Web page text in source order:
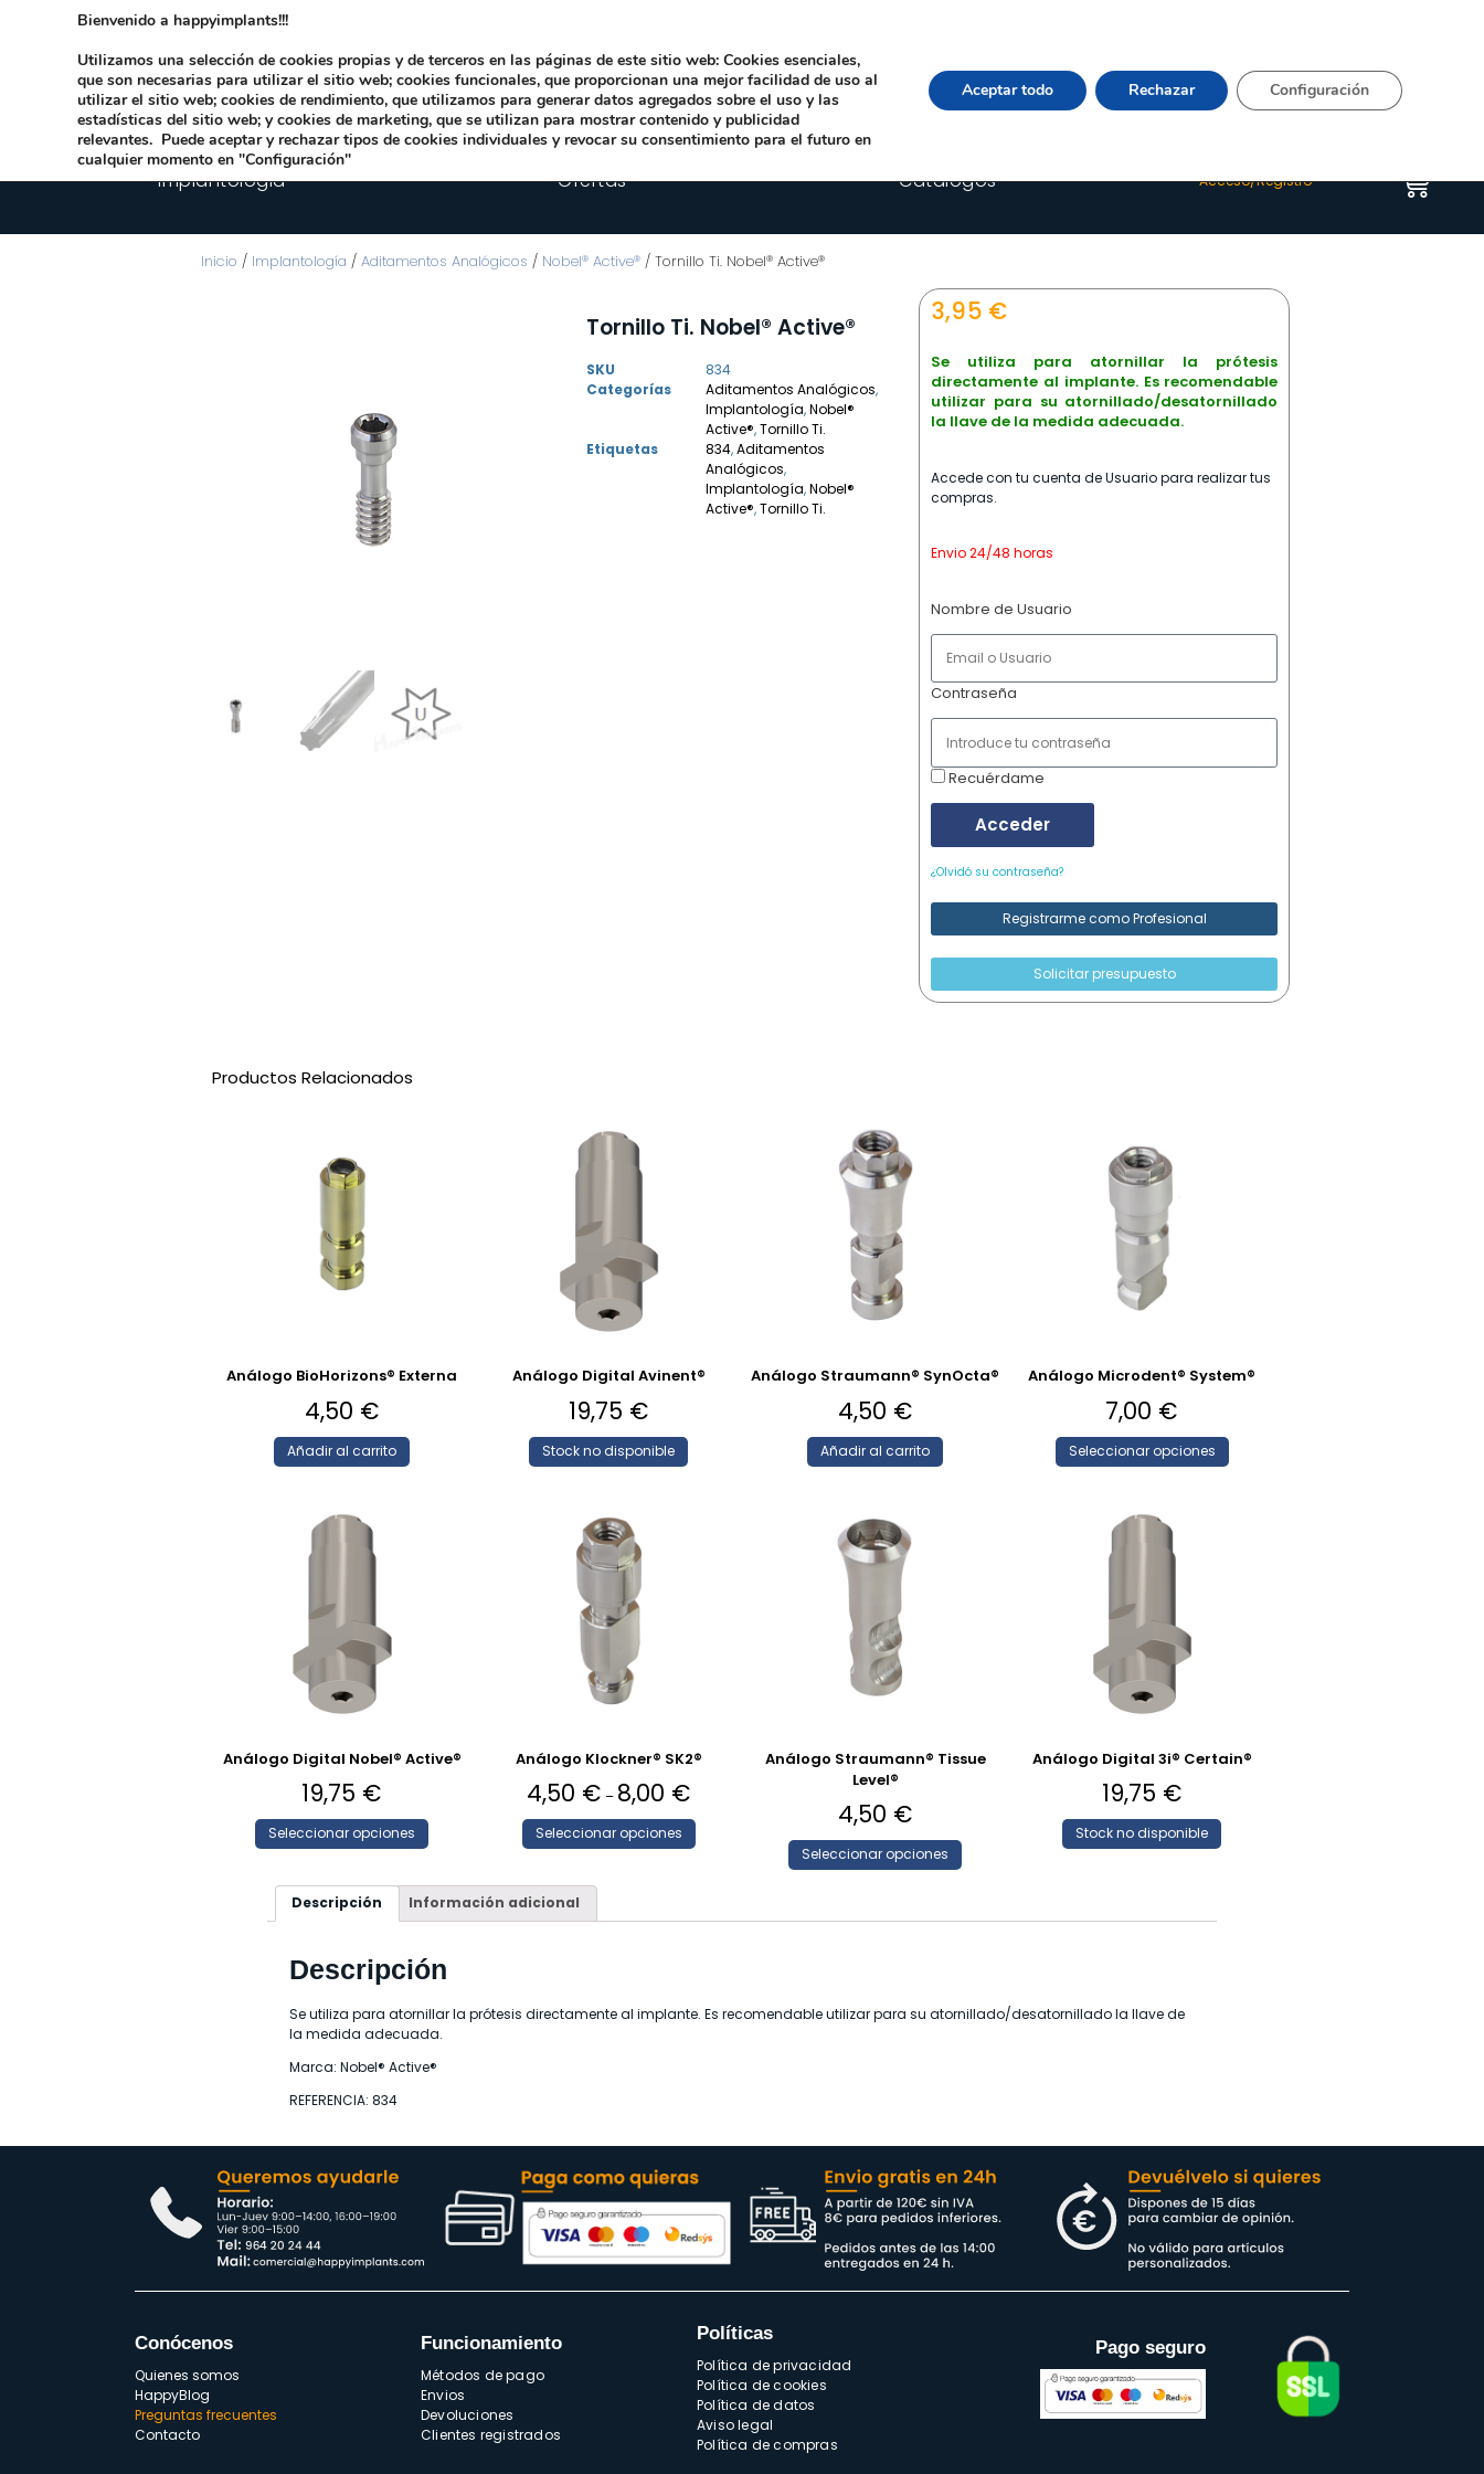
Dirección:
Quienes somos Happyblog Contacto
Implantologia Ofertas Catálogos Acceso/Registro
Inicio / Implantología / Aditamentos Analógicos / Nobel® Active® / Tornillo Ti. Nobel® Active®
Tornillo Ti. Nobel® Active®
SKU
834
Categorías
Aditamentos Analógicos,
Implantología,Nobel®
Active®,Tornillo Ti.
Etiquetas
834,Aditamentos
Analógicos,
Implantología,Nobel®
Active®,Tornillo Ti.
3,95 €
Se utiliza para atornillar la prótesis
directamente al implante. Es recomendable
utilizar para su atornillado/desatornillado
la llave de la medida adecuada.
Accede con tu cuenta de Usuario para realizar tus
compras.
Envio 24/48 horas
Nombre de Usuario
Contraseña
Recuérdame
Acceder
¿Olvidó su contraseña?
Registrarme como Profesional
Solicitar presupuesto
Productos Relacionados
Análogo BioHorizons® Externa
4,50 €
Añadir al carrito
Análogo Digital Avinent®
19,75 €
Stock no disponible
Análogo Straumann® SynOcta®
4,50 €
Añadir al carrito
Análogo Microdent® System®
7,00 €
Seleccionar opciones
Análogo Digital Nobel® Active®
19,75 €
Seleccionar opciones
Análogo Klockner® SK2®
4,50 € – 8,00 €
Seleccionar opciones
Análogo Straumann® Tissue
Level®
4,50 €
Seleccionar opciones
Análogo Digital 3i® Certain®
19,75 €
Stock no disponible
Descripción Información adicional
Descripción
Se utiliza para atornillar la prótesis directamente al implante. Es recomendable utilizar para su atornillado/desatornillado la llave de
la medida adecuada.
Marca: Nobel® Active®
REFERENCIA: 834
Conócenos
Quienes somos
HappyBlog
Preguntas frecuentes
Contacto
Funcionamiento
Métodos de pago
Envios
Devoluciones
Clientes registrados
Políticas
Política de privacidad
Política de cookies
Política de datos
Aviso legal
Política de compras
Pago seguro
Bienvenido a happyimplants!!!
Utilizamos una selección de cookies propias y de terceros en las páginas de este sitio web: Cookies esenciales,
que son necesarias para utilizar el sitio web; cookies funcionales, que proporcionan una mejor facilidad de uso al
utilizar el sitio web; cookies de rendimiento, que utilizamos para generar datos agregados sobre el uso y las
estadísticas del sitio web; y cookies de marketing, que se utilizan para mostrar contenido y publicidad
relevantes. Puede aceptar y rechazar tipos de cookies individuales y revocar su consentimiento para el futuro en
cualquier momento en "Configuración"
Aceptar todo Rechazar Configuración